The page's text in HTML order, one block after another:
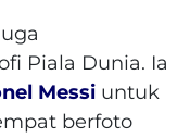
Piala Dunia. Ia
Messi untuk
berfoto